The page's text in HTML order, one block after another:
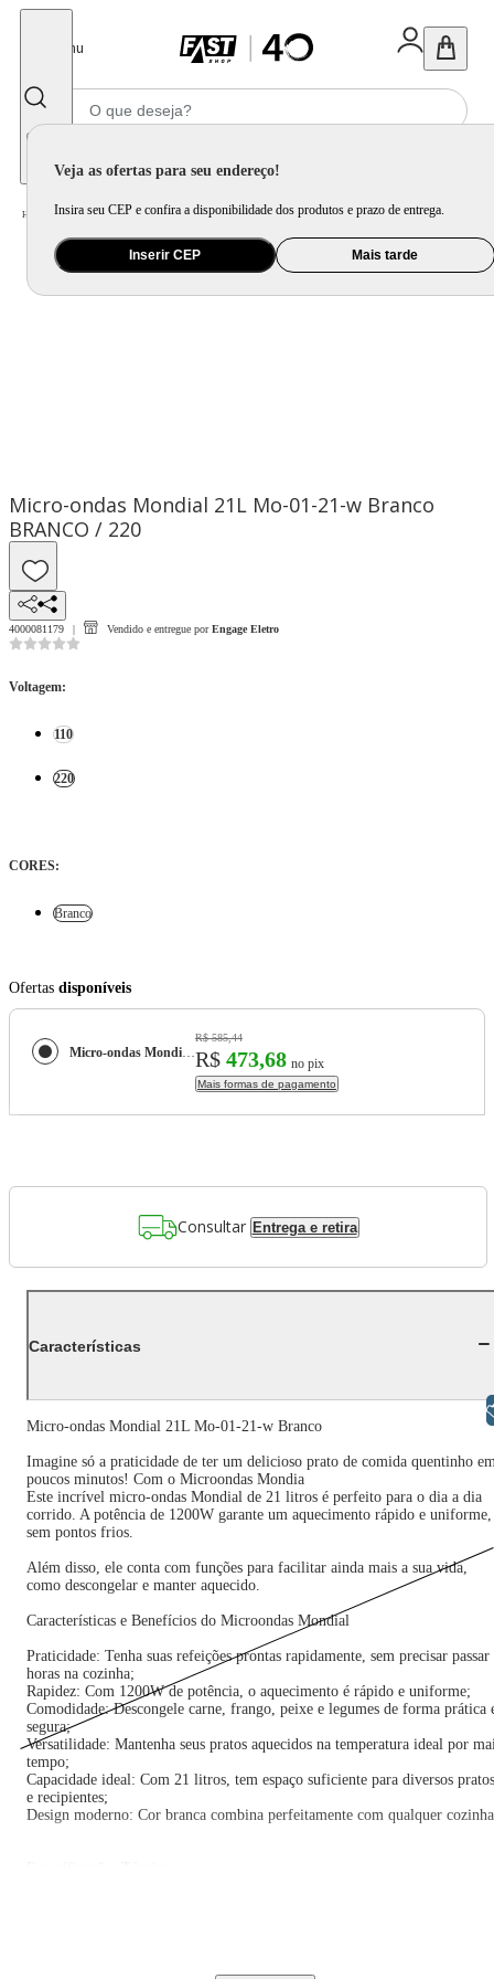
Menu
Veja as ofertas para seu endereço!
Insira seu CEP e confira a disponibilidade dos produtos e prazo de entrega.
Inserir CEP Mais tarde
Home Eletrodomésticos / Micro-ondas / Micro-ondas Mondial 21L Mo-01-21-w Branco
Micro-ondas Mondial 21L Mo-01-21-w Branco
BRANCO / 220
4000081179 Vendido e entregue por Engage Eletro
Voltagem:
110
220
CORES:
Branco
Ofertas disponíveis
Micro-ondas Mondial 21L Mo-01-21-w Branco
R$ 585,44
R$ 473,68 no pix
Mais formas de pagamento
Consultar Entrega e retira
Características
Micro-ondas Mondial 21L Mo-01-21-w Branco
Imagine só a praticidade de ter um delicioso prato de comida quentinho
poucos minutos! Com o Microondas Mondia
Este incrível micro-ondas Mondial de 21 litros é perfeito para o dia a dia
corrido. A potência de 1200W garante um aquecimento rápido e uniforme,
sem pontos frios.
Além disso, ele conta com funções para facilitar ainda mais a sua vida,
como descongelar e manter aquecido.
Características e Benefícios do Microondas Mondial
Praticidade: Tenha suas refeições prontas rapidamente, sem precisar passar
horas na cozinha;
Rapidez: Com 1200W de potência, o aquecimento é rápido e uniforme;
Comodidade: Descongele carne, frango, peixe e legumes de forma prática
segura;
Versatilidade: Mantenha seus pratos aquecidos na temperatura ideal por
tempo;
Capacidade ideal: Com 21 litros, tem espaço suficiente para diversos pratos
e recipientes;
Design moderno: Cor branca combina perfeitamente com qualquer